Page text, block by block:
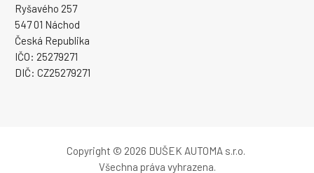
Ryšavého 257
547 01 Náchod
Česká Republika
IČO: 25279271
DIČ: CZ25279271
Copyright © 2026 DUŠEK AUTOMA s.r.o.
Všechna práva vyhrazena.